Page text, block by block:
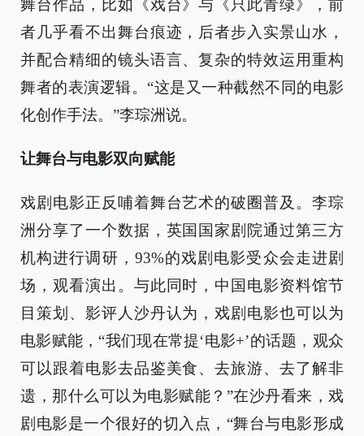
舞台作品，比如《戏台》与《只此青绿》，前
者几乎看不出舞台痕迹，后者步入实景山水，
并配合精细的镜头语言、复杂的特效运用重构
舞者的表演逻辑。“这是又一种截然不同的电影
化创作手法。”李琮洲说。
让舞台与电影双向赋能
戏剧电影正反哺着舞台艺术的破圈普及。李琮
洲分享了一个数据，英国国家剧院通过第三方
机构进行调研，93%的戏剧电影受众会走进剧
场，观看演出。与此同时，中国电影资料馆节
目策划、影评人沙丹认为，戏剧电影也可以为
电影赋能，“我们现在常提‘电影+’的话题，观众
可以跟着电影去品鉴美食、去旅游、去了解非
遗，那什么可以为电影赋能？”在沙丹看来，戏
剧电影是一个很好的切入点，“舞台与电影形成